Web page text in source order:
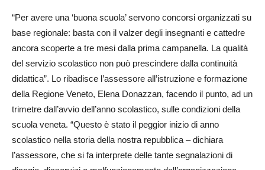
“Per avere una ‘buona scuola’ servono concorsi organizzati su
base regionale: basta con il valzer degli insegnanti e cattedre
ancora scoperte a tre mesi dalla prima campanella. La qualità
del servizio scolastico non può prescindere dalla continuità
didattica”. Lo ribadisce l’assessore all’istruzione e formazione
della Regione Veneto, Elena Don­az­zan, facendo il punto, ad un
trimetre dall’avvio dell’anno scolastico, sulle condizioni della
scuola veneta. “Que­sto è stato il peggior inizio di anno
scolastico nella storia della nostra repubblica – dichiara
l’assessore, che si fa interprete delle tante segnalazioni di